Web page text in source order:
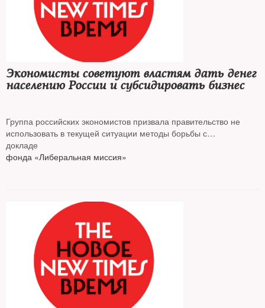
Экономисты советуют властям дать денег
населению России и субсидировать бизнес
Группа российских экономистов призвала правительство не
использовать в текущей ситуации методы борьбы с
предыдущими кризисами, а раздать людям деньги, говорится в
докладе
фонда «Либеральная миссия»